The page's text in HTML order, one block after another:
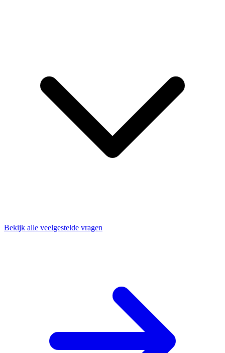
Bekijk alle veelgestelde vragen